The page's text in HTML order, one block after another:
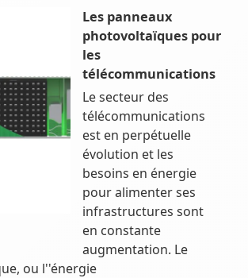
Les panneaux
photovoltaïques pour
les
télécommunications
Le secteur des
télécommunications
est en perpétuelle
évolution et les
besoins en énergie
pour alimenter ses
infrastructures sont
en constante
augmentation. Le
ou l''énergie